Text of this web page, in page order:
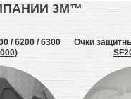
3М™
/ 6200 / 6300
Очки